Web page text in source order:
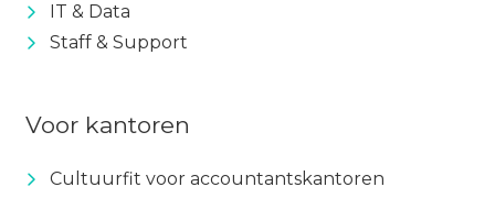
IT & Data
Staff & Support
Voor kantoren
Cultuurfit voor accountantskantoren